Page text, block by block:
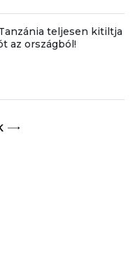
teljesen kitiltja
az országból!